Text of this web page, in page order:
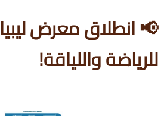
📢 انطلاق معرض
للرياضة واللياقة!